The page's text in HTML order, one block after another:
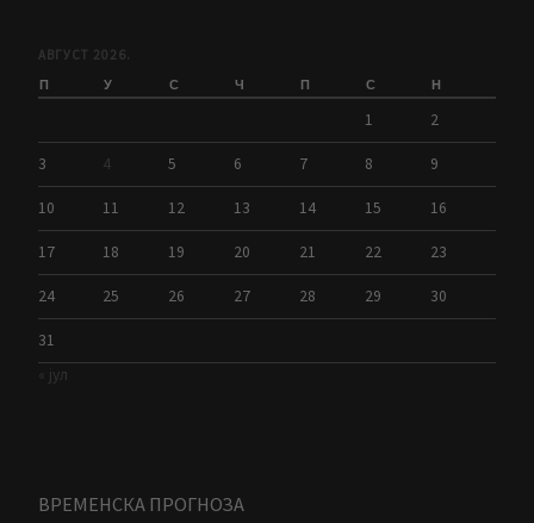
АВГУСТ 2026.
П У С Ч П С Н
1 2
3 4 5 6 7 8 9
10 11 12 13 14 15 16
17 18 19 20 21 22 23
24 25 26 27 28 29 30
31
« јул
ВРЕМЕНСКА ПРОГНОЗА